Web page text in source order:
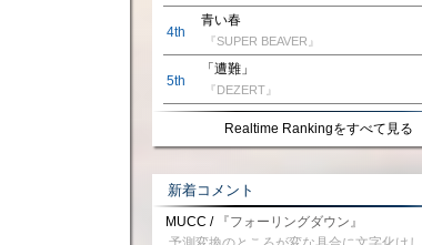
4th
青い春
『SUPER BEAVER』
5th
「遭難」
『DEZERT』
Realtime Rankingをすべて見る
新着コメント
MUCC / 『フォーリングダウン』